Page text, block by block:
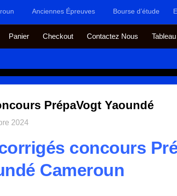
Anciennes Épreuves Bourse d’étude
Panier Checkout Contactez Nous
PrépaVogt Yaoundé
2024
concours
Cameroun